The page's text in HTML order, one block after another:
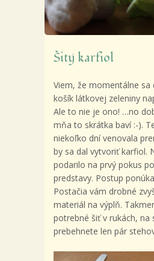
Šitý karfiol
Viem, že momentálne sa
košík látkovej zeleniny
Ale to nie je ono! …no
mňa to skrátka baví :-).
niekoľko dní venovala
by sa dal vytvoriť karfiol.
podarilo na prvý pokus
predstavy. Postup
Postačia vám drobné
materiál na výplň.
potrebné šiť v rukách, na
prebehnete len pár